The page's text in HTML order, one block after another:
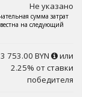
Не указано
сумма затрат
на следующий
3 753.00 BYN
или
2.25% от ставки
победителя